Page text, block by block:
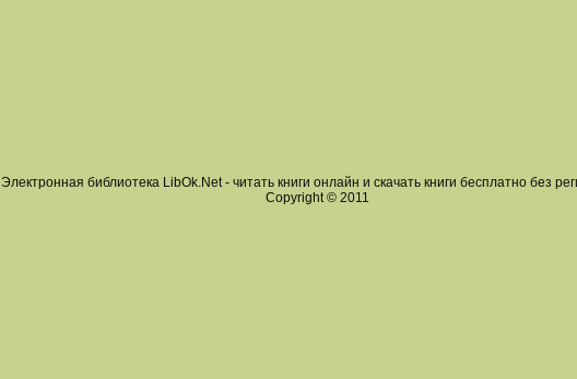
Электронная библиотека LibOk.Net - читать книги онлайн и скачать книги бесплатно без
Copyright © 2011